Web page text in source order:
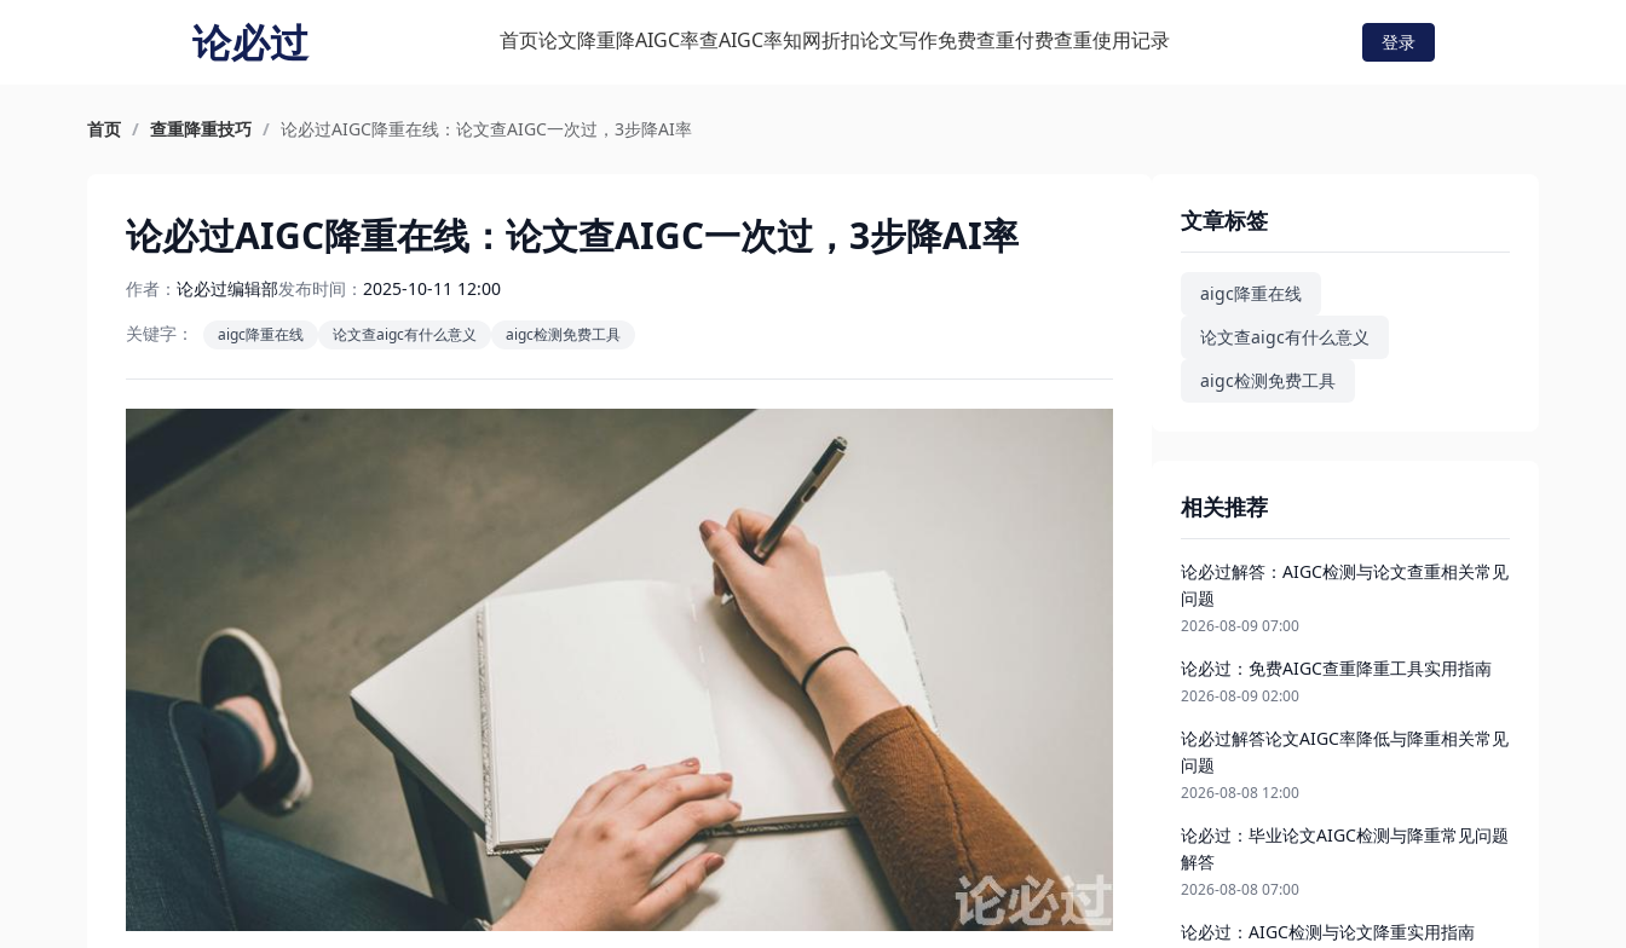
论必过 首页论文降重降AIGC率查AIGC率知网折扣论文写作免费查重付费查重使用记录 登录
首页 / 查重降重技巧 / 论必过AIGC降重在线：论文查AIGC一次过，3步降AI率
论必过AIGC降重在线：论文查AIGC一次过，3步降AI率
作者： 论必过编辑部发布时间： 2025-10-11 12:00
关键字：
aigc降重在线 论文查aigc有什么意义 aigc检测免费工具
文章标签
aigc降重在线
论文查aigc有什么意义
aigc检测免费工具
相关推荐
论必过解答：AIGC检测与论文查重相关常见
问题
2026-08-09 07:00
论必过：免费AIGC查重降重工具实用指南
2026-08-09 02:00
论必过解答论文AIGC率降低与降重相关常见
问题
2026-08-08 12:00
论必过：毕业论文AIGC检测与降重常见问题
解答
2026-08-08 07:00
论必过：AIGC检测与论文降重实用指南